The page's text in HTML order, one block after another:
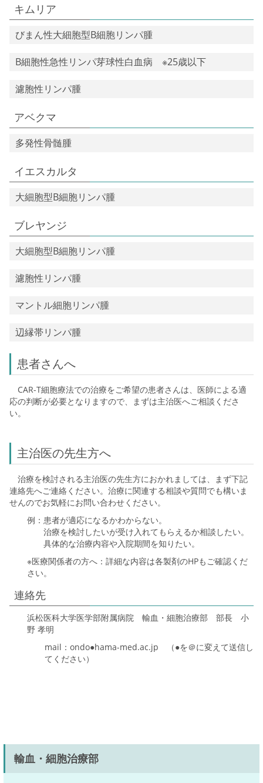
キムリア
びまん性大細胞型B細胞リンパ腫
B細胞性急性リンパ芽球性白血病 ※25歳以下
濾胞性リンパ腫
アベクマ
多発性骨髄腫
イエスカルタ
大細胞型B細胞リンパ腫
ブレヤンジ
大細胞型B細胞リンパ腫
濾胞性リンパ腫
マントル細胞リンパ腫
辺縁帯リンパ腫
患者さんへ
CAR-T細胞療法での治療をご希望の患者さんは、医師による適
応の判断が必要となりますので、まずは主治医へご相談くださ
い。
主治医の先生方へ
治療を検討される主治医の先生方におかれましては、まず下記
連絡先へご連絡ください。治療に関連する相談や質問でも構いま
せんのでお気軽にお問い合わせください。
例：患者が適応になるかわからない。
治療を検討したいが受け入れてもらえるか相談したい。
具体的な治療内容や入院期間を知りたい。
※医療関係者の方へ：詳細な内容は各製剤のHPもご確認くだ
さい。
連絡先
浜松医科大学医学部附属病院 輸血・細胞治療部 部長 小
野 孝明
mail：ondo●hama-med.ac.jp （●を＠に変えて送信し
てください）
輸血・細胞治療部